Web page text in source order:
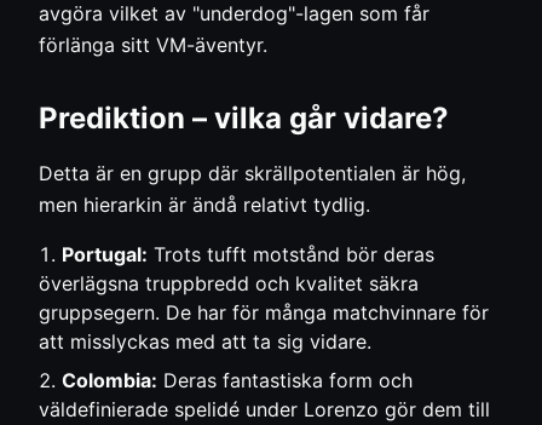
avgöra vilket av "underdog"-lagen som får
förlänga sitt VM-äventyr.
Prediktion – vilka går vidare?
Detta är en grupp där skrällpotentialen är hög,
men hierarkin är ändå relativt tydlig.
Portugal: Trots tufft motstånd bör deras
överlägsna truppbredd och kvalitet säkra
gruppsegern. De har för många matchvinnare för
att misslyckas med att ta sig vidare.
Colombia: Deras fantastiska form och
väldefinierade spelidé under Lorenzo gör dem till